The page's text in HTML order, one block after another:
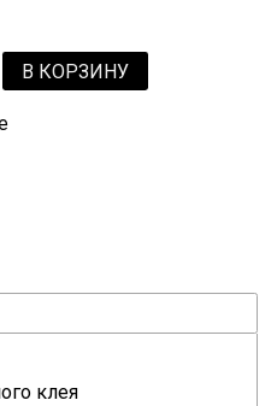
В КОРЗИНУ
клея